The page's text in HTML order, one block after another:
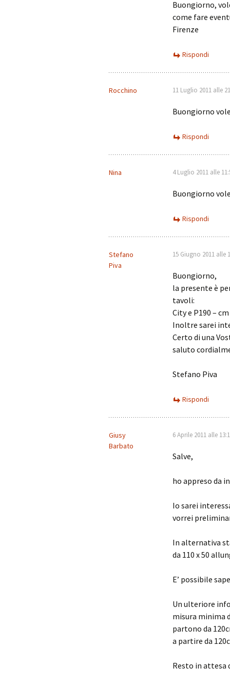
Buongiorno,
come fare
Firenze
Rispondi
Rocchino 11 Luglio 2011 alle
Buongiorno
Rispondi
Nina 4 Luglio 2011 alle
Buongiorno
Rispondi
Stefano
Piva
15 Giugno 2011 alle
Buongiorno,
la presente è
tavoli:
City e P190 –
Inoltre sarei
Certo di una
saluto
Stefano Piva
Rispondi
Giusy
Barbato
6 Aprile 2011 alle
Salve,
ho appreso da
Io sarei
vorrei
In alternativa
da 110 x 50
E’ possibile
Un ulteriore
misura minima
partono da
a partire da
Resto in attesa